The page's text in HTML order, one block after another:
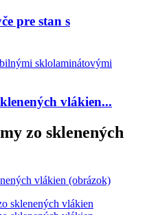
pre stan s
vlákien...
zo sklenených